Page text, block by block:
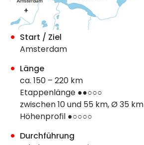
Start / Ziel
Amsterdam
Länge
ca. 150 – 220 km
Etappenlänge ●●○○○
zwischen 10 und 55 km, Ø 35 km
Höhenprofil ●○○○○
Durchführung